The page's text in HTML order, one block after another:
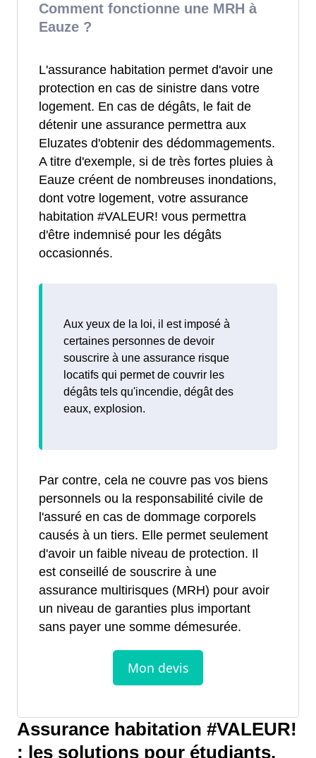
Comment fonctionne une MRH à
Eauze ?
L'assurance habitation permet d'avoir une
protection en cas de sinistre dans votre
logement. En cas de dégâts, le fait de
détenir une assurance permettra aux
Eluzates d'obtenir des dédommagements.
A titre d'exemple, si de très fortes pluies à
Eauze créent de nombreuses inondations,
dont votre logement, votre assurance
habitation #VALEUR! vous permettra
d'être indemnisé pour les dégâts
occasionnés.
Aux yeux de la loi, il est imposé à
certaines personnes de devoir
souscrire à une assurance risque
locatifs qui permet de couvrir les
dégâts tels qu'incendie, dégât des
eaux, explosion.
Par contre, cela ne couvre pas vos biens
personnels ou la responsabilité civile de
l'assuré en cas de dommage corporels
causés à un tiers. Elle permet seulement
d'avoir un faible niveau de protection. Il
est conseillé de souscrire à une
assurance multirisques (MRH) pour avoir
un niveau de garanties plus important
sans payer une somme démesurée.
Assurance habitation #VALEUR!
: les solutions pour étudiants.